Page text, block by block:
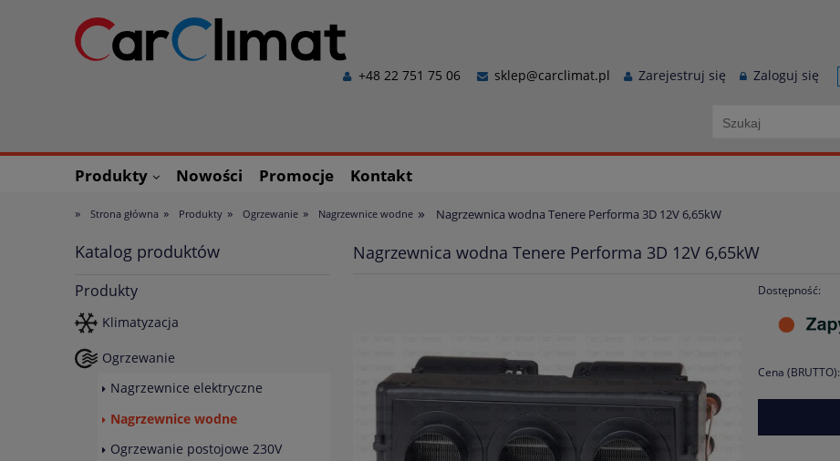
Zarejestruj się Zaloguj się
+48 22 751 75 06 sklep@carclimat.pl
Produkty Nowości Promocje Kontakt
» Strona główna » Produkty » Ogrzewanie » Nagrzewnice wodne » Nagrzewnica wodna Tenere Performa 3D 12V 6,65kW
Katalog produktów
Produkty
Klimatyzacja
Ogrzewanie
Nagrzewnice elektryczne
Nagrzewnice wodne
Ogrzewanie postojowe 230V
Nagrzewnica wodna Tenere Performa 3D 12V 6,65kW
Dostępność:
Cena (BRUTTO):